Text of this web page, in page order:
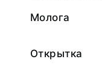
Молога
Открытка